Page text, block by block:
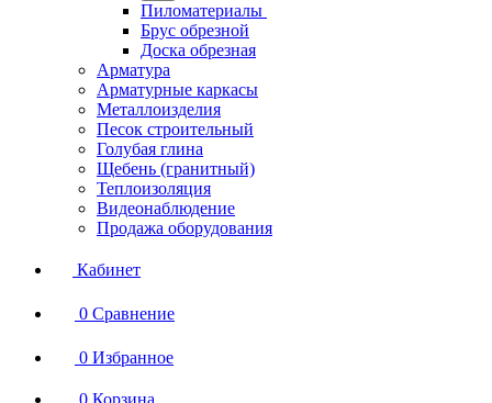
Пиломатериалы
Брус обрезной
Доска обрезная
Арматура
Арматурные каркасы
Металлоизделия
Песок строительный
Голубая глина
Щебень (гранитный)
Теплоизоляция
Видеонаблюдение
Продажа оборудования
Кабинет
0 Сравнение
0 Избранное
0 Корзина